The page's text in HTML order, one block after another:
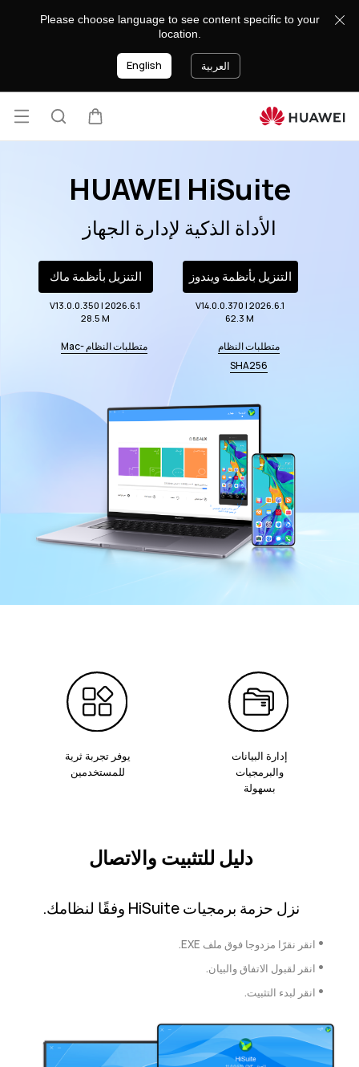
HiSuite
Please choose language to see content specific to your
location.
العربية English
عربةالبحثفتح
HUAWEI HiSuite
الأداة الذكية لإدارة الجهاز
التنزيل بأنظمة ويندوز
V14.0.0.370 | 2026.6.1
62.3 M
متطلبات النظام
SHA256
التنزيل بأنظمة ماك
V13.0.0.350 | 2026.6.1
28.5 M
متطلبات النظام -Mac
إدارة البيانات
والبرمجيات
بسهولة
يوفر تجربة ثرية
للمستخدمين
دليل للتثبيت والاتصال
نزل حزمة برمجيات HiSuite وفقًا لنظامك.
• انقر نقرًا مزدوجا فوق ملف EXE.
• انقر لقبول الاتفاق والبيان.
• انقر لبدء التثبيت.